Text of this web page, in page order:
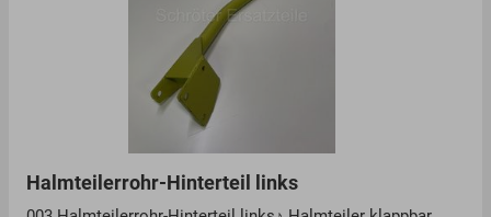
Halmteilerrohr-Hinterteil links